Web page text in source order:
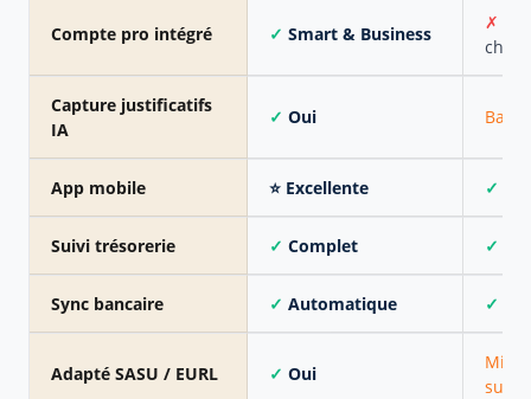
Compte pro intégré ✓ Smart & Business
✗
choix)
Capture justificatifs
IA
✓ Oui
App mobile ⭐ Excellente ✓
Suivi trésorerie ✓ Complet ✓
Sync bancaire ✓ Automatique ✓
Adapté SASU / EURL ✓ Oui